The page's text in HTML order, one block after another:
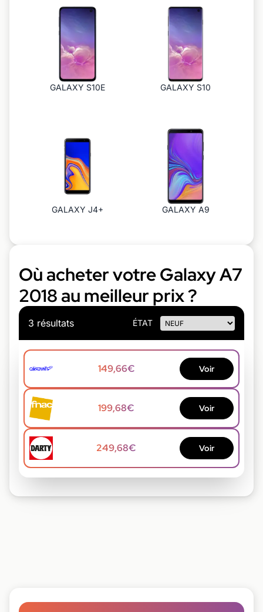
GALAXY S10E GALAXY S10
GALAXY J4+ GALAXY A9
Où acheter votre Galaxy A7
2018 au meilleur prix ?
3 résultats ÉTAT
149,66€ Voir
199,68€ Voir
249,68€ Voir